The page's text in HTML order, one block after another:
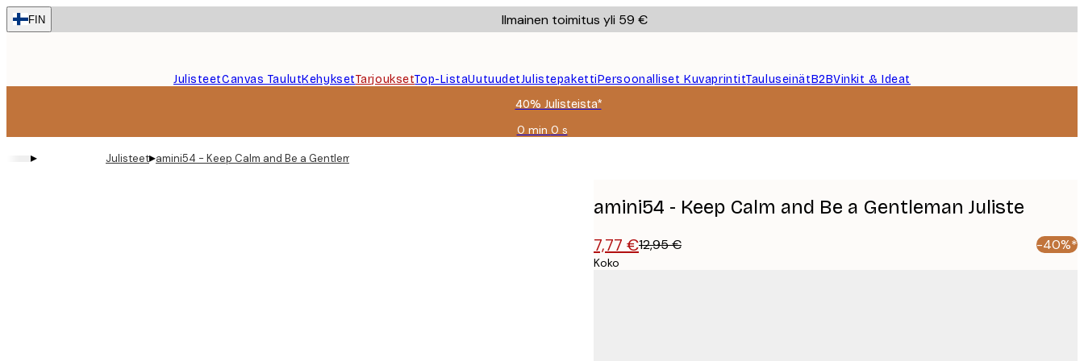
Skip
to
FIN Ilmainen toimitus yli 59 €
JulisteetCanvas TaulutKehyksetTarjouksetTop-ListaUutuudetJulistepakettiPersoonalliset KuvaprintitTauluseinätB2BVinkit & Ideat
40% Julisteista*
0 min 0 s
Voimassa
▸ Julisteet▸amini54 - Keep Calm and Be a Gentleman Juliste
amini54 - Keep Calm and Be a Gentleman Juliste
7,77 €12,95 € -40%*
Koko